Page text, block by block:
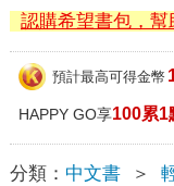
認購希望書包，幫
預計最高可得金幣
HAPPY GO享100累1
分類： 中文書 ＞